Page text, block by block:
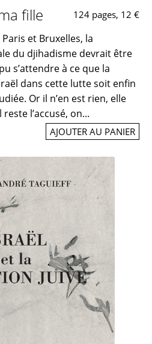
fille 124 pages, 12 €
et Bruxelles, la
du djihadisme devrait être
s’attendre à ce que la
dans cette lutte soit enfin
Or il n’en est rien, elle
l’accusé, on...
AJOUTER AU PANIER